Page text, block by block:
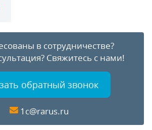
в сотрудничестве?
Свяжитесь с нами!
обратный звонок
1c@rarus.ru